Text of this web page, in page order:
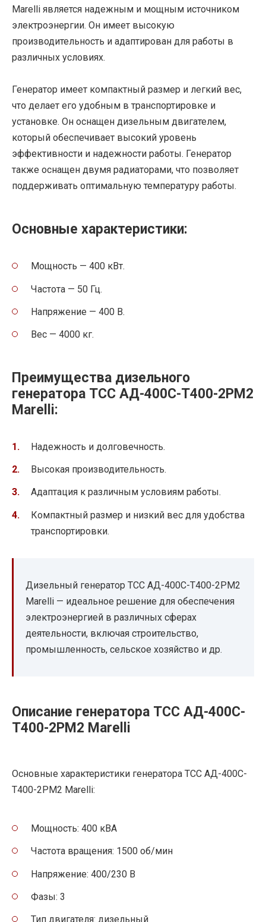
Marelli является надежным и мощным источником
электроэнергии. Он имеет высокую
производительность и адаптирован для работы в
различных условиях.
Генератор имеет компактный размер и легкий вес,
что делает его удобным в транспортировке и
установке. Он оснащен дизельным двигателем,
который обеспечивает высокий уровень
эффективности и надежности работы. Генератор
также оснащен двумя радиаторами, что позволяет
поддерживать оптимальную температуру работы.
Основные характеристики:
Мощность — 400 кВт.
Частота — 50 Гц.
Напряжение — 400 В.
Вес — 4000 кг.
Преимущества дизельного
генератора ТСС АД-400С-Т400-2РМ2
Marelli:
Надежность и долговечность.
Высокая производительность.
Адаптация к различным условиям работы.
Компактный размер и низкий вес для удобства
транспортировки.
Дизельный генератор ТСС АД-400С-Т400-2РМ2
Marelli — идеальное решение для обеспечения
электроэнергией в различных сферах
деятельности, включая строительство,
промышленность, сельское хозяйство и др.
Описание генератора ТСС АД-400С-
Т400-2РМ2 Marelli
Основные характеристики генератора ТСС АД-400С-
Т400-2РМ2 Marelli:
Мощность: 400 кВА
Частота вращения: 1500 об/мин
Напряжение: 400/230 В
Фазы: 3
Тип двигателя: дизельный